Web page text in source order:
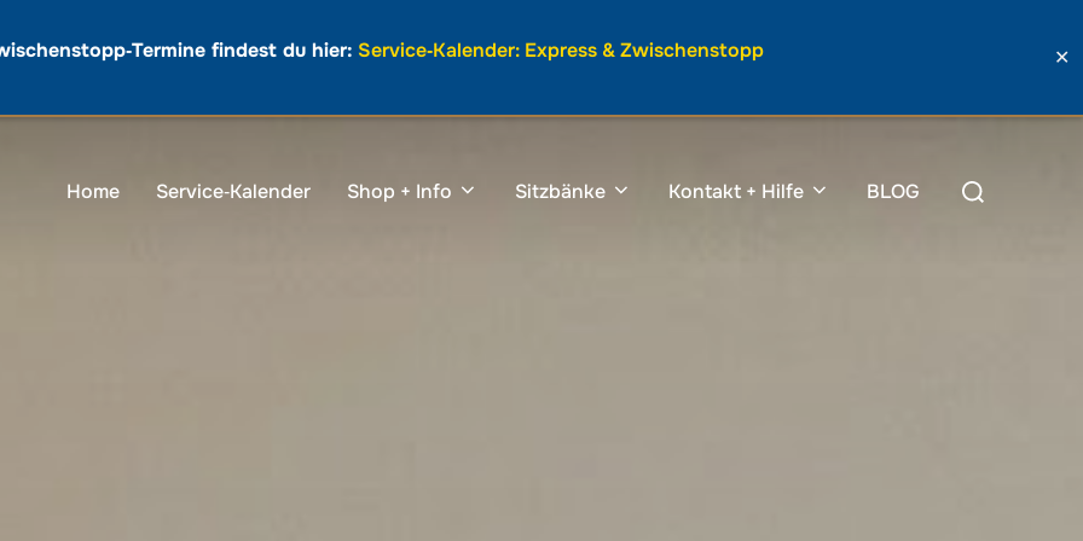
findest du hier: Service‑Kalender: Express & Zwischenstopp ✕
Home Service‑Kalender Shop + Info Sitzbänke Kontakt + Hilfe BLOG
Suchen
nach: